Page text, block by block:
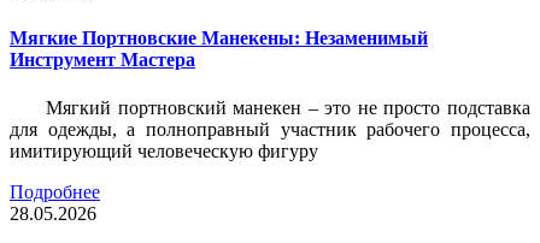
Мягкие Портновские Манекены: Незаменимый
Инструмент Мастера
Мягкий портновский манекен – это не просто подставка
для одежды, а полноправный участник рабочего процесса,
имитирующий человеческую фигуру
Подробнее
28.05.2026